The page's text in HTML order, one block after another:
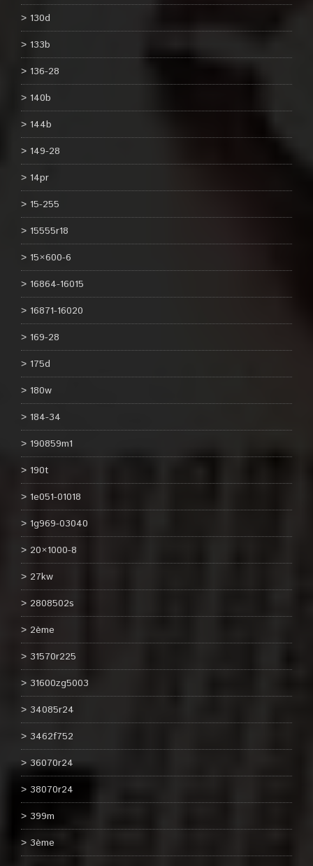
130d
133b
136-28
140b
144b
149-28
14pr
15-255
15555r18
15×600-6
16864-16015
16871-16020
169-28
175d
180w
184-34
190859m1
190t
1e051-01018
1g969-03040
20×1000-8
27kw
2808502s
2ème
31570r225
31600zg5003
34085r24
3462f752
36070r24
38070r24
399m
3ème